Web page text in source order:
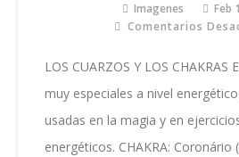
Imagenes
Feb
Comentarios
LOS CUARZOS Y LOS CHAKRAS
muy especiales a nivel
usadas en la magia y en
energéticos. CHAKRA: Coronário